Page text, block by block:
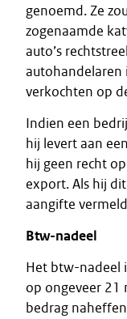
genoemd. Ze
zogenaamde
auto’s
autohandelaren
verkochten op
Indien een
hij levert aan
hij geen recht
export. Als hij
aangifte
Btw-nadeel
Het btw-nadeel
op ongeveer 21
bedrag